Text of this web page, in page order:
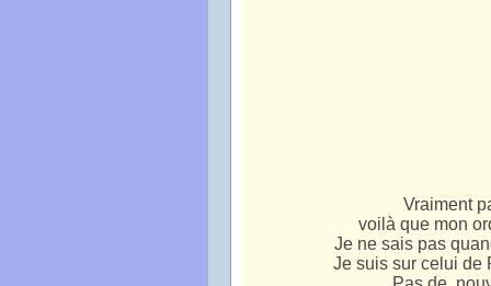
Vraiment
voilà que mon
Je ne sais pas
Je suis sur celui de